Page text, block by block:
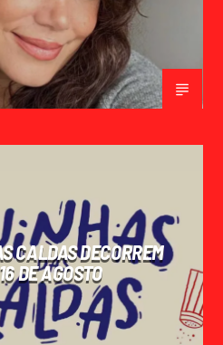
CALDAS DECORREM
DE AGOSTO